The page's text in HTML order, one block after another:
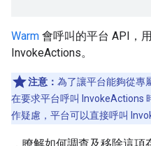
Warm 會呼叫的平台 API，
InvokeActions。
注意： 為了讓平台能夠從專
在要求平台呼叫 InvokeActions
作疑慮，平台可以直接呼叫